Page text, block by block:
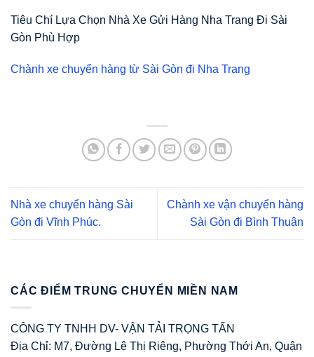
Tiêu Chí Lựa Chọn Nhà Xe Gửi Hàng Nha Trang Đi Sài
Gòn Phù Hợp
Chành xe chuyển hàng từ Sài Gòn đi Nha Trang
Nhà xe chuyển hàng Sài
Gòn đi Vĩnh Phúc.
Chành xe vận chuyển hàng
Sài Gòn đi Bình Thuận
CÁC ĐIỂM TRUNG CHUYỂN MIỀN NAM
CÔNG TY TNHH DV- VẬN TẢI TRỌNG TẤN
Địa Chỉ: M7, Đường Lê Thị Riêng, Phường Thới An, Quận